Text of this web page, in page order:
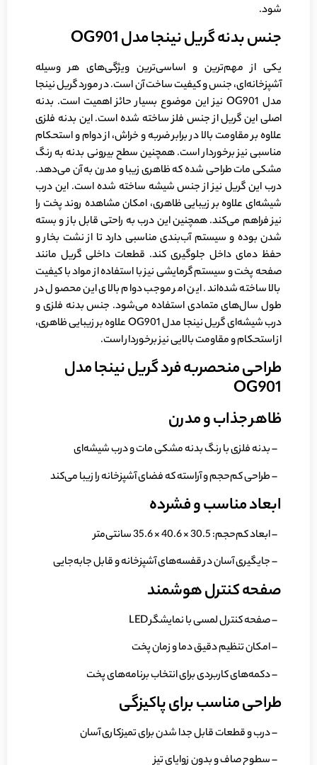
شود.
جنس بدنه گریل نینجا مدل OG901
یکی از مهم‌ترین و اساسی‌ترین ویژگی‌های هر وسیله
آشپزخانه‌ای، جنس و کیفیت ساخت آن است. در مورد گریل نینجا
مدل OG901 نیز این موضوع بسیار حائز اهمیت است. بدنه
اصلی این گریل از جنس فلز ساخته شده است. این بدنه فلزی
علاوه بر مقاومت بالا در برابر ضربه و خراش، از دوام و استحکام
مناسبی نیز برخوردار است. همچنین سطح بیرونی بدنه به رنگ
مشکی مات طراحی شده که ظاهری زیبا و مدرن به آن می‌دهد.
درب این گریل نیز از جنس شیشه ساخته شده است. این درب
شیشه‌ای علاوه بر زیبایی ظاهری، امکان مشاهده روند پخت را
نیز فراهم می‌کند. همچنین این درب به راحتی قابل باز و بسته
شدن بوده و سیستم آب‌بندی مناسبی دارد تا از نشت بخار و
حفظ دمای داخل جلوگیری کند. قطعات داخلی گریل مانند
صفحه پخت و سیستم گرمایشی نیز با استفاده از مواد با کیفیت
بالا ساخته شده‌اند. این امر موجب دوام بالای این محصول در
طول سال‌های متمادی استفاده می‌شود. جنس بدنه فلزی و
درب شیشه‌ای گریل نینجا مدل OG901 علاوه بر زیبایی ظاهری،
از استحکام و مقاومت بالایی نیز برخوردار است.
طراحی منحصربه فرد گریل نینجا مدل
OG901
ظاهر جذاب و مدرن
– بدنه فلزی با رنگ بدنه مشکی مات و درب شیشه‌ای
– طراحی کم‌حجم و آراسته که فضای آشپزخانه را زیبا می‌کند
ابعاد مناسب و فشرده
– ابعاد کم‌حجم: 30.5 × 40.6 × 35.6 سانتی‌متر
– جایگیری آسان در قفسه‌های آشپزخانه و قابل جا‌به‌جایی
صفحه کنترل هوشمند
– صفحه کنترل لمسی با نمایشگر LED
– امکان تنظیم دقیق دما و زمان پخت
– دکمه‌های کاربردی برای انتخاب برنامه‌های پخت
طراحی مناسب برای پاکیزگی
– درب و قطعات قابل جدا شدن برای تمیزکاری آسان
– سطوح صاف و بدون زوایای تیز